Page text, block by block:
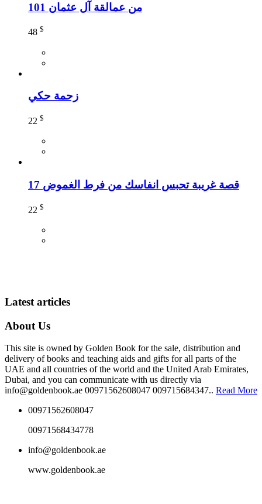
101 من عمالقة آل عثمان
48 $
زحمة حكي
22 $
17 قصة غريبة تحبس انفاسك من فرط الغموض
22 $
Latest articles
About Us
This site is owned by Golden Book for the sale, distribution and
delivery of books and teaching aids and gifts for all parts of the
UAE and all countries of the world and the United Arab Emirates,
Dubai, and you can communicate with us directly via
info@goldenbook.ae 00971562608047 009715684347.. Read More
00971562608047
00971568434778
info@goldenbook.ae
www.goldenbook.ae